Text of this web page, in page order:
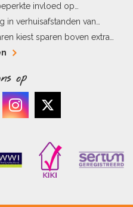
invloed op
in verhuisafstanden van
kiest sparen boven extra
op